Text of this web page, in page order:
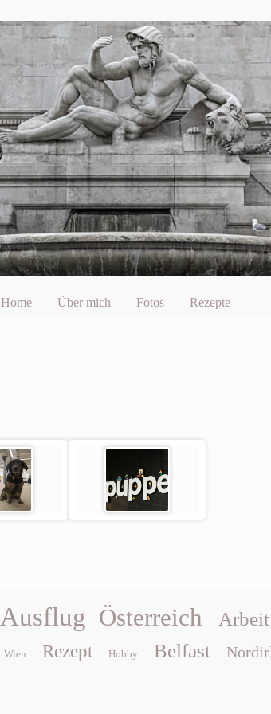
Home Über mich Fotos Rezepte
Ausflug Österreich Arbeit
Wien Rezept Hobby Belfast